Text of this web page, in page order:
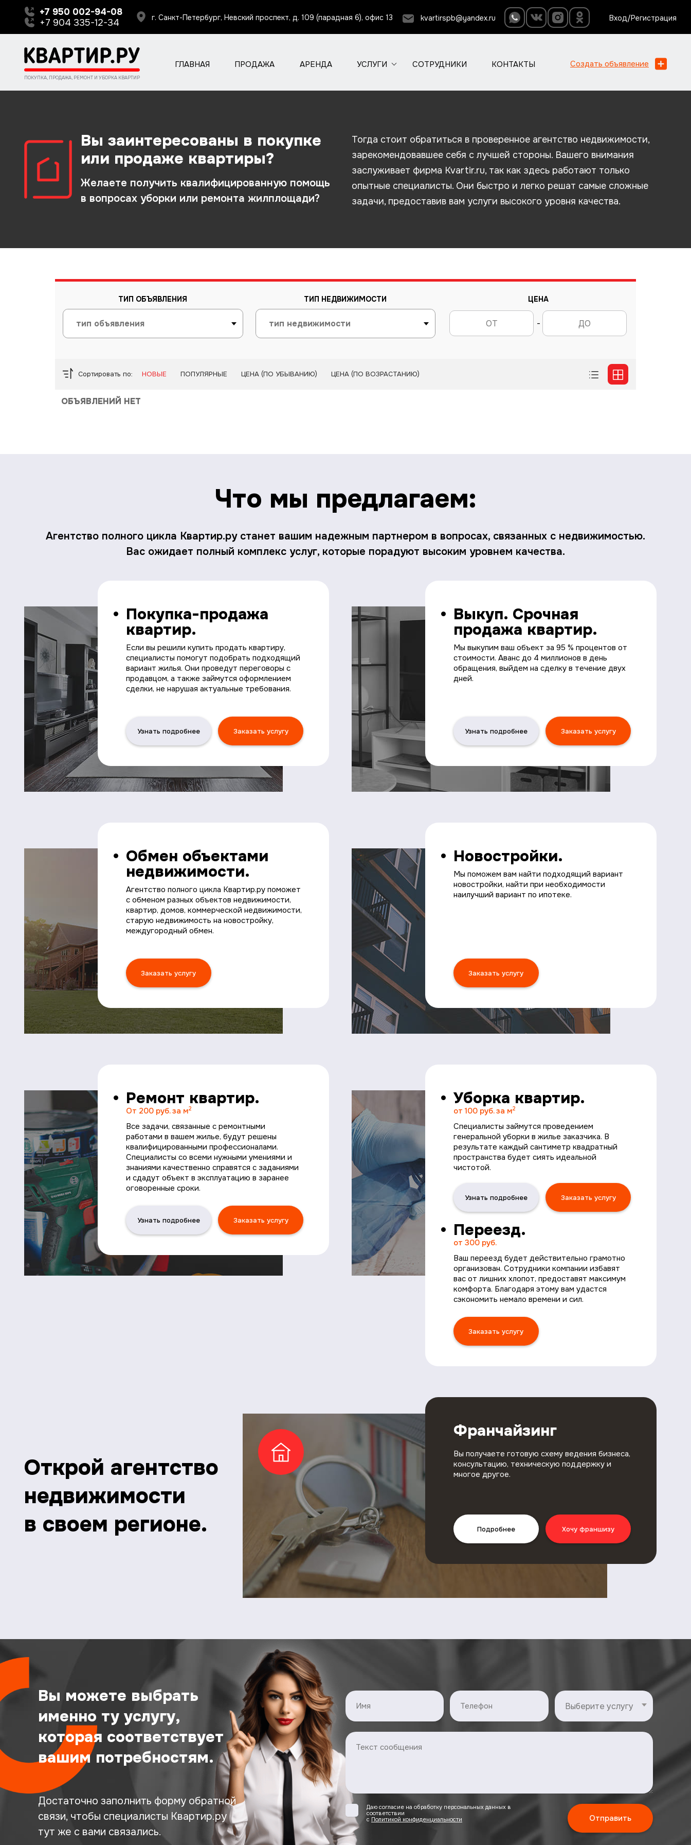
+7 950 002-94-08
+7 904 335-12-34
г. Санкт-Петербург, Невский проспект, д. 109 (парадная 6), офис 13 kvartirspb@yandex.ru Вход/Регистрация
ПОКУПКА, ПРОДАЖА, РЕМОНТ И УБОРКА КВАРТИР
ГЛАВНАЯ ПРОДАЖА АРЕНДА УСЛУГИ СОТРУДНИКИ КОНТАКТЫ Создать объявление
Вы заинтересованы в покупке
или продаже квартиры?
Желаете получить квалифицированную помощь
в вопросах уборки или ремонта жилплощади?
Тогда стоит обратиться в проверенное агентство недвижимости,
зарекомендовавшее себя с лучшей стороны. Вашего внимания
заслуживает фирма Kvartir.ru, так как здесь работают только
опытные специалисты. Они быстро и легко решат самые сложные
задачи, предоставив вам услуги высокого уровня качества.
ТИП ОБЪЯВЛЕНИЯ ТИП НЕДВИЖИМОСТИ ЦЕНА
-
Сортировать по: НОВЫЕ ПОПУЛЯРНЫЕ ЦЕНА (ПО УБЫВАНИЮ) ЦЕНА (ПО ВОЗРАСТАНИЮ)
ОБЪЯВЛЕНИЙ НЕТ
Что мы предлагаем:
Агентство полного цикла Квартир.ру станет вашим надежным партнером в вопросах, связанных с недвижимостью.
Вас ожидает полный комплекс услуг, которые порадуют высоким уровнем качества.
Покупка-продажа
квартир.
Если вы решили купить продать квартиру,
специалисты помогут подобрать подходящий
вариант жилья. Они проведут переговоры с
продавцом, а также займутся оформлением
сделки, не нарушая актуальные требования.
Узнать подробнее Заказать услугу
Выкуп. Срочная
продажа квартир.
Мы выкупим ваш объект за 95 % процентов от
стоимости. Аванс до 4 миллионов в день
обращения, выйдем на сделку в течение двух
дней.
Узнать подробнее Заказать услугу
Обмен объектами
недвижимости.
Агентство полного цикла Квартир.ру поможет
с обменом разных объектов недвижимости,
квартир, домов, коммерческой недвижимости,
старую недвижимость на новостройку,
междугородный обмен.
Заказать услугу
Новостройки.
Мы поможем вам найти подходящий вариант
новостройки, найти при необходимости
наилучший вариант по ипотеке.
Заказать услугу
Ремонт квартир.
От 200 руб. за м2
Все задачи, связанные с ремонтными
работами в вашем жилье, будут решены
квалифицированными профессионалами.
Специалисты со всеми нужными умениями и
знаниями качественно справятся с заданиями
и сдадут объект в эксплуатацию в заранее
оговоренные сроки.
Узнать подробнее Заказать услугу
Уборка квартир.
от 100 руб. за м2
Специалисты займутся проведением
генеральной уборки в жилье заказчика. В
результате каждый сантиметр квадратный
пространства будет сиять идеальной
чистотой.
Узнать подробнее Заказать услугу
Переезд.
от 300 руб.
Ваш переезд будет действительно грамотно
организован. Сотрудники компании избавят
вас от лишних хлопот, предоставят максимум
комфорта. Благодаря этому вам удастся
сэкономить немало времени и сил.
Заказать услугу
Открой агентство
недвижимости
в своем регионе.
Франчайзинг
Вы получаете готовую схему ведения бизнеса,
консультацию, техническую поддержку и
многое другое.
Подробнее Хочу франшизу
Вы можете выбрать
именно ту услугу,
которая соответствует
вашим потребностям.
Достаточно заполнить форму обратной
связи, чтобы специалисты Квартир.ру
тут же с вами связались.
Даю согласие на обработку персональных данных в
соответствии
с Политикой конфиденциальности